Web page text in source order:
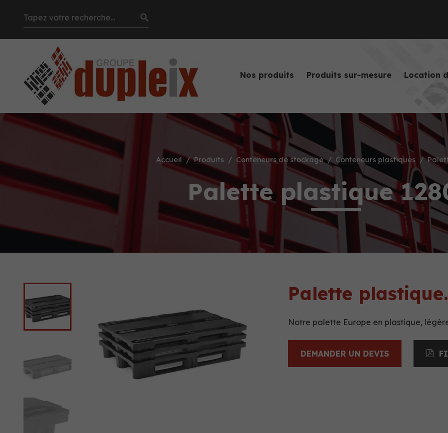
Nos produits Produits sur-mesure Location
Accueil Produits Conteneurs de stockage Conteneurs plastiques
Palette plastique
Palette plastique.
Notre palette Europe en plastique,
DEMANDER UN DEVIS